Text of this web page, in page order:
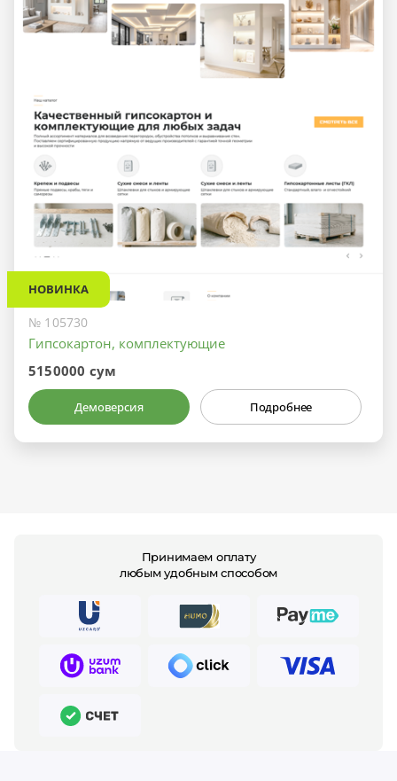
НОВИНКА
№ 105730
Гипсокартон, комплектующие
5150000 сум
Демоверсия Подробнее
Принимаем оплату
любым удобным способом